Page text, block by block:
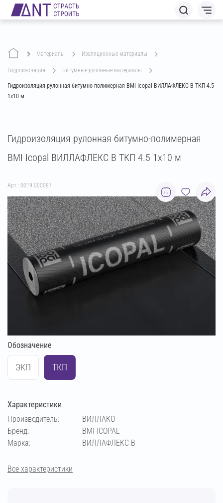
Материалы изоляционные материалы
гидроизоляция битумные рулонные материалы
Гидроизоляция рулонная битумно-полимерная BMI Icopal ВИЛЛАФЛЕКС В ТКП 4.5
1х10 м
Гидроизоляция рулонная битумно-полимерная
BMI Icopal ВИЛЛАФЛЕКС В ТКП 4.5 1х10 м
Арт.: 0019.000087
Обозначение
ЭКП ТКП
Характеристики
Производитель:
ВИЛЛАКО
Бренд:
BMI ICOPAL
Марка:
ВИЛЛАФЛЕКС В
Все характеристики